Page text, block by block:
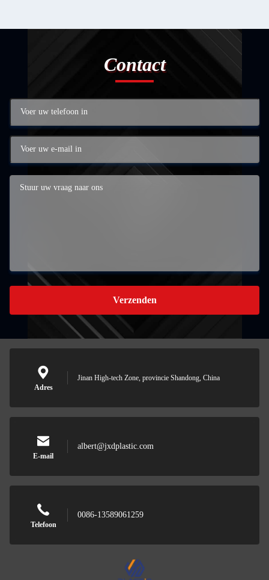
Contact
Verzenden
Adres
Jinan High-tech Zone, provincie Shandong, China
E-mail
albert@jxdplastic.com
Telefoon
0086-13589061259